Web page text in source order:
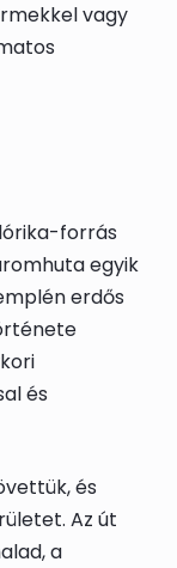
vagy
forrás
egyik
erdős
és
és
Az út
a